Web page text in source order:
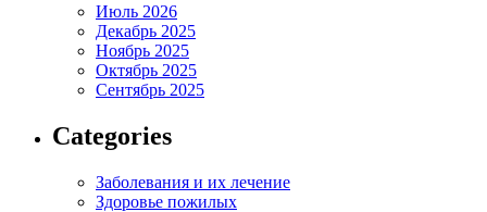
Июль 2026
Декабрь 2025
Ноябрь 2025
Октябрь 2025
Сентябрь 2025
Categories
Заболевания и их лечение
Здоровье пожилых